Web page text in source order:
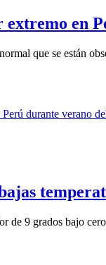
extremo en
que se están
de 9 grados bajo